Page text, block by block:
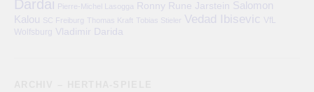
Dardai Pierre-Michel Lasogga Ronny Rune Jarstein Salomon
Kalou SC Freiburg Thomas Kraft Tobias Stieler Vedad Ibisevic
VfL
Wolfsburg
Vladimir Darida